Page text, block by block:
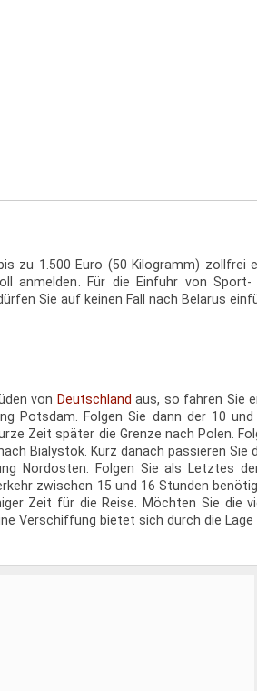
zu 1.500 Euro (50 Kilogramm) zollfrei
anmelden. Für die Einfuhr von
Sie auf keinen Fall nach Belarus
von Deutschlandaus, so fahren Sie
Potsdam. Folgen Sie dann der 10
Zeit später die Grenze nach Polen.
Bialystok. Kurz danach passieren Sie
Nordosten. Folgen Sie als Letztes
zwischen 15 und 16 Stunden
Zeit für die Reise. Möchten Sie die
Verschiffung bietet sich durch die Lage